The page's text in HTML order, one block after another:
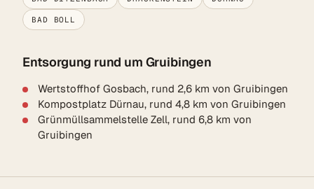
BAD BOLL
Entsorgung rund um Gruibingen
Wertstoffhof Gosbach, rund 2,6 km von Gruibingen
Kompostplatz Dürnau, rund 4,8 km von Gruibingen
Grünmüllsammelstelle Zell, rund 6,8 km von
Gruibingen